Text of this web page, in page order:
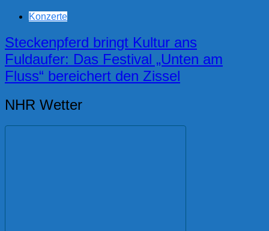
Konzerte
Steckenpferd bringt Kultur ans
Fuldaufer: Das Festival „Unten am
Fluss“ bereichert den Zissel
NHR Wetter